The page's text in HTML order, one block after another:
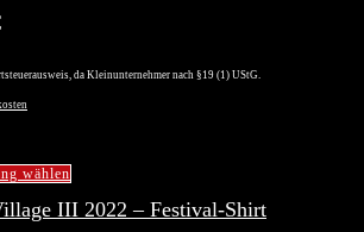
da Kleinunternehmer nach §19 (1) UStG.
wählenDieses
Produkt